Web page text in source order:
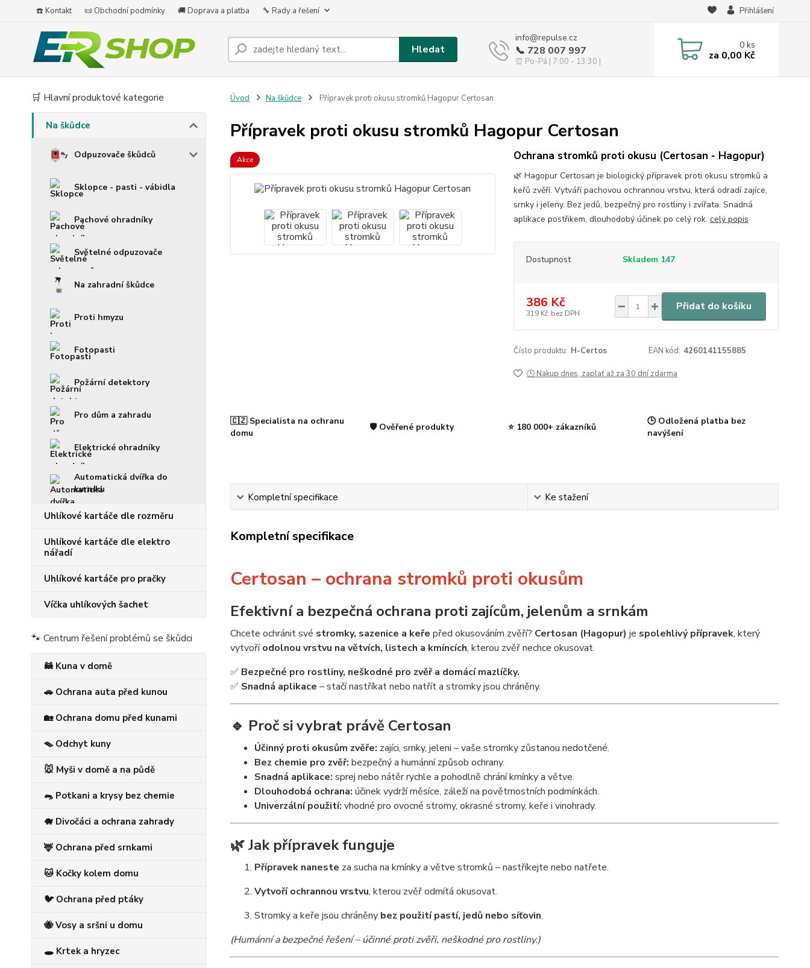
☎️ Kontakt 📜 Obchodní podmínky 🚚 Doprava a platba 🔧 Rady a řešení Přihlášení
Hledat
info@repulse.cz
📞 728 007 997
⏰ Po-Pá | 7:00 - 13:30 |
0ks
za 0,00 Kč
🛒 Hlavní produktové kategorie
Na škůdce
Odpuzovače škůdců
Sklopce - pasti - vábidla
Pachové ohradníky
Světelné odpuzovače
Na zahradní škůdce
Proti hmyzu
Fotopasti
Požární detektory
Pro dům a zahradu
Elektrické ohradníky
Automatická dvířka do
kurníku
Uhlíkové kartáče dle rozměru
Uhlíkové kartáče dle elektro
nářadí
Uhlíkové kartáče pro pračky
Víčka uhlíkových šachet
🐾 Centrum řešení problémů se škůdci
🦝 Kuna v domě
🚗 Ochrana auta před kunou
🏡 Ochrana domu před kunami
🪤 Odchyt kuny
🐭 Myši v domě a na půdě
🐀 Potkani a krysy bez chemie
🐗 Divočáci a ochrana zahrady
🦌 Ochrana před srnkami
🐱 Kočky kolem domu
🐦 Ochrana před ptáky
🐝 Vosy a sršni u domu
🕳️ Krtek a hryzec
Úvod Na škůdce Přípravek proti okusu stromků Hagopur Certosan
Přípravek proti okusu stromků Hagopur Certosan
Akce Ochrana stromků proti okusu (Certosan - Hagopur)
🌿 Hagopur Certosan je biologický přípravek proti okusu stromků a
keřů zvěří. Vytváří pachovou ochrannou vrstvu, která odradí zajíce,
srnky i jeleny. Bez jedů, bezpečný pro rostliny i zvířata. Snadná
aplikace postřikem, dlouhodobý účinek po celý rok. celý popis
Dostupnost Skladem 147
386 Kč
319 Kč bez DPH
Přidat do košíku
Číslo produktu: H-Certos EAN kód: 4260141155885
🕒 Nakup dnes, zaplať až za 30 dní zdarma
🇨🇿 Specialista na ochranu
domu
🛡️ Ověřené produkty ⭐ 180 000+ zákazníků
🕒 Odložená platba bez
navýšení
Kompletní specifikace Ke stažení
Kompletní specifikace
Certosan – ochrana stromků proti okusům
Efektivní a bezpečná ochrana proti zajícům, jelenům a srnkám
Chcete ochránit své stromky, sazenice a keře před okusováním zvěří? Certosan (Hagopur) je spolehlivý přípravek, který
vytvoříodolnou vrstvu na větvích, listech a kmíncích, kterou zvěř nechce okusovat.
✅ Bezpečné pro rostliny, neškodné pro zvěř a domácí mazlíčky.
✅ Snadná aplikace – stačí nastříkat nebo natřít a stromky jsou chráněny.
🔹 Proč si vybrat právě Certosan
Účinný proti okusům zvěře: zajíci, srnky, jeleni – vaše stromky zůstanou nedotčené.
Bez chemie pro zvěř: bezpečný a humánní způsob ochrany.
Snadná aplikace: sprej nebo nátěr rychle a pohodlně chrání kmínky a větve.
Dlouhodobá ochrana: účinek vydrží měsíce, záleží na povětrnostních podmínkách.
Univerzální použití: vhodné pro ovocné stromy, okrasné stromy, keře i vinohrady.
🌿Jak přípravek funguje
Přípravek naneste za sucha na kmínky a větve stromků – nastříkejte nebo natřete.
Vytvoří ochrannou vrstvu, kterou zvěř odmítá okusovat.
Stromky a keře jsou chráněny bez použití pastí, jedů nebo síťovin.
(Humánní a bezpečné řešení – účinné proti zvěři, neškodné pro rostliny.)